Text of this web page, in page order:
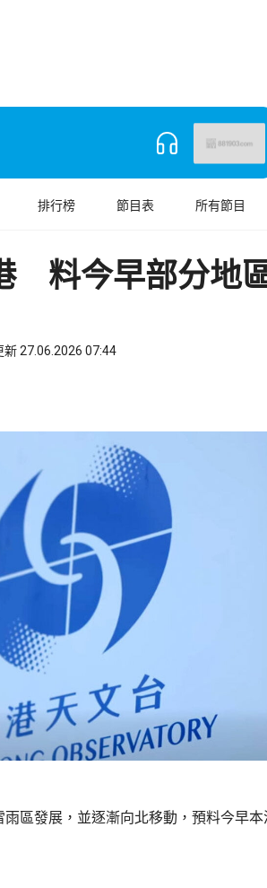
排行榜 節目表 所有節目
料今早部分地
新 27.06.2026 07:44
區發展，並逐漸向北移動，預料今早